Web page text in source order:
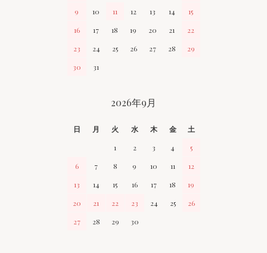
9
10 11 12 13 14
15
16
17 18 19 20 21
22
23
24 25 26 27 28
29
30
31
2026年9月
日 月 火 水 木 金
土
1
2 3 4
5
6
7 8 9 10 11
12
13
14 15 16 17 18
19
20
21 22 23 24 25
26
27
28 29 30